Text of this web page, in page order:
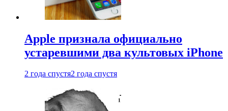
Apple признала официально
устаревшими два культовых iPhone
2 года спустя2 года спустя